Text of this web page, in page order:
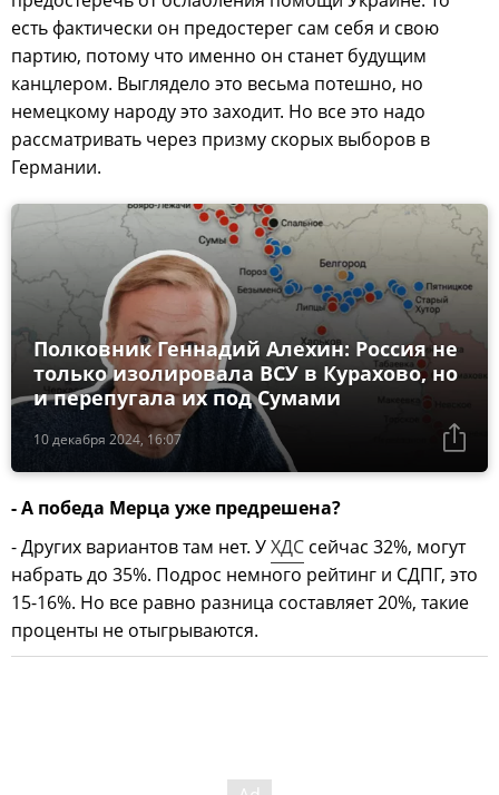
есть фактически он предостерег сам себя и свою
партию, потому что именно он станет будущим
канцлером. Выглядело это весьма потешно, но
немецкому народу это заходит. Но все это надо
рассматривать через призму скорых выборов в
Германии.
10 декабря 2024, 16:07
Полковник Геннадий Алехин: Россия не
только изолировала ВСУ в Курахово, но
и перепугала их под Сумами
- А победа Мерца уже предрешена?
- Других вариантов там нет. УХДС сейчас 32%, могут
набрать до 35%. Подрос немного рейтинг и СДПГ, это
15-16%. Но все равно разница составляет 20%, такие
проценты не отыгрываются.